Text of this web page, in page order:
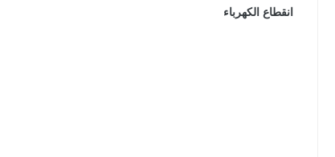
انقطاع الكهرباء